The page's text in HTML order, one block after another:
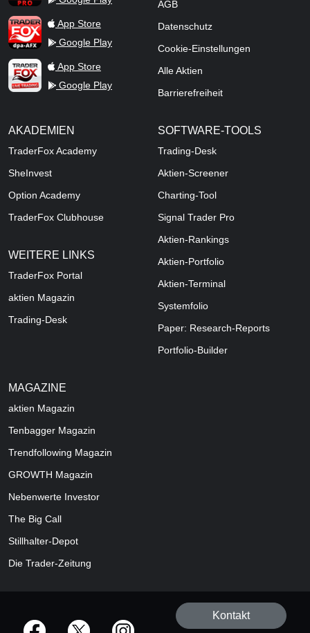
TraderFox dpa-AFX ProFeed
App Store
Google Play
TraderFox Live Trading
App Store
Google Play
AGB
Datenschutz
Cookie-Einstellungen
Alle Aktien
Barrierefreiheit
AKADEMIEN
TraderFox Academy
SheInvest
Option Academy
TraderFox Clubhouse
WEITERE LINKS
TraderFox Portal
aktien Magazin
Trading-Desk
SOFTWARE-TOOLS
Trading-Desk
Aktien-Screener
Charting-Tool
Signal Trader Pro
Aktien-Rankings
Aktien-Portfolio
Aktien-Terminal
Systemfolio
Paper: Research-Reports
Portfolio-Builder
MAGAZINE
aktien Magazin
Tenbagger Magazin
Trendfollowing Magazin
GROWTH Magazin
Nebenwerte Investor
The Big Call
Stillhalter-Depot
Die Trader-Zeitung
offizielle Social Media-Accounts
Kontakt